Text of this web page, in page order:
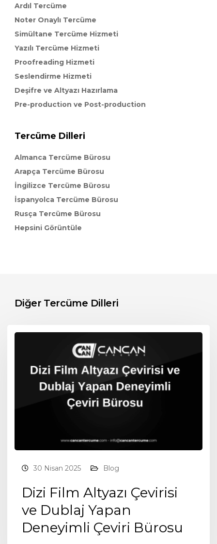
Ardıl Tercüme
Noter Onaylı Tercüme
Simültane Tercüme Hizmeti
Yazılı Tercüme Hizmeti
Proofreading Hizmeti
Seslendirme Hizmeti
Deşifre ve Altyazı Hazırlama
Pre-production ve Post-production
Tercüme Dilleri
Almanca Tercüme Bürosu
Arapça Tercüme Bürosu
İngilizce Tercüme Bürosu
İspanyolca Tercüme Bürosu
Rusça Tercüme Bürosu
Hepsini Görüntüle
Diğer Tercüme Dilleri
30 Nisan 2025 Blog
Dizi Film Altyazı Çevirisi
ve Dublaj Yapan
Deneyimli Çeviri Bürosu